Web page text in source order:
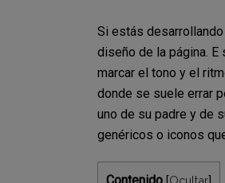
Si estás
diseño de la página.
marcar el tono y el
donde se suele errar
uno de su padre y de
genéricos o iconos
Ocultar